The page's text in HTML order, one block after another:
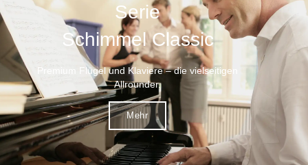
Serie
Schimmel Classic
Premium Flügel und Klaviere – die vielseitigen
Allrounder.
Mehr